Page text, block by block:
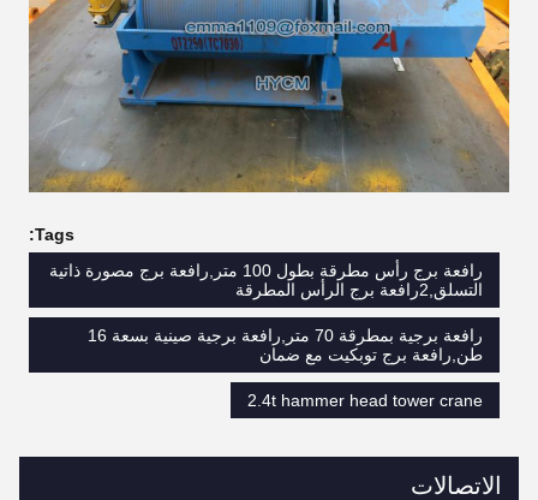
Tags:
رافعة برج رأس مطرقة بطول 100 متر,رافعة برج مصورة ذاتية
التسلق,2رافعة برج الرأس المطرقة
رافعة برجية بمطرقة 70 متر,رافعة برجية صينية بسعة 16
طن,رافعة برج توبكيت مع ضمان
2.4t hammer head tower crane
الاتصالات